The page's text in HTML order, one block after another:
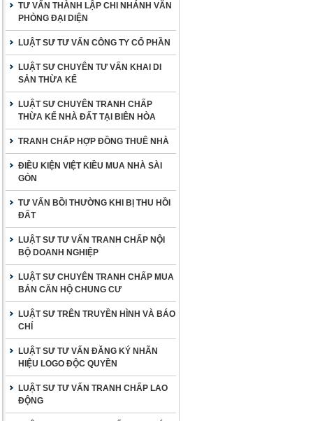
TƯ VẤN THÀNH LẬP CHI NHÁNH VĂN
PHÒNG ĐẠI DIỆN
LUẬT SƯ TƯ VẤN CÔNG TY CỔ PHẦN
LUẬT SƯ CHUYÊN TƯ VẤN KHAI DI
SẢN THỪA KẾ
LUẬT SƯ CHUYÊN TRANH CHẤP
THỪA KẾ NHÀ ĐẤT TẠI BIÊN HÒA
TRANH CHẤP HỢP ĐỒNG THUÊ NHÀ
ĐIỀU KIỆN VIỆT KIỀU MUA NHÀ SÀI
GÒN
TƯ VẤN BỒI THƯỜNG KHI BỊ THU HỒI
ĐẤT
LUẬT SƯ TƯ VẤN TRANH CHẤP NỘI
BỘ DOANH NGHIỆP
LUẬT SƯ CHUYÊN TRANH CHẤP MUA
BÁN CĂN HỘ CHUNG CƯ
LUẬT SƯ TRÊN TRUYỀN HÌNH VÀ BÁO
CHÍ
LUẬT SƯ TƯ VẤN ĐĂNG KÝ NHÃN
HIỆU LOGO ĐỘC QUYỀN
LUẬT SƯ TƯ VẤN TRANH CHẤP LAO
ĐỘNG